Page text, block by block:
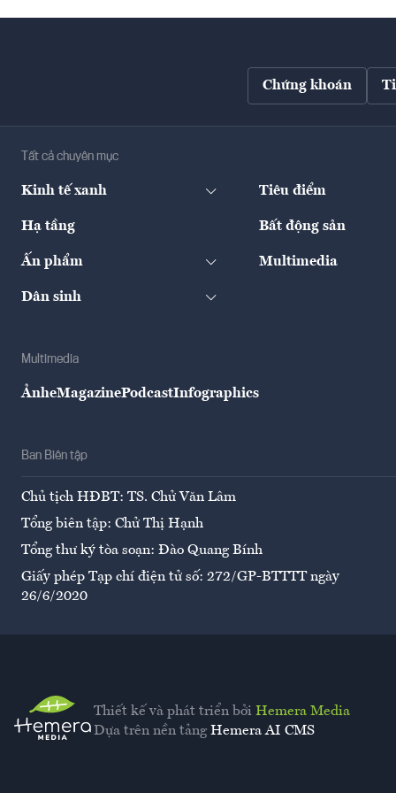
Chứng khoán
Tất cả chuyên mục
Kinh tế xanh Tiêu điểm
Hạ tầng Bất động sản
Ấn phẩm Multimedia
Dân sinh
Multimedia
ẢnheMagazinePodcastInfographics
Ban Biên tập
Chủ tịch HĐBT: TS. Chử Văn Lâm
Tổng biên tập: Chử Thị Hạnh
Tổng thư ký tòa soạn: Đào Quang Bính
Giấy phép Tạp chí điện tử số: 272/GP-BTTTT ngày
26/6/2020
Thiết kế và phát triển bởi Hemera Media
Dựa trên nền tảng Hemera AI CMS